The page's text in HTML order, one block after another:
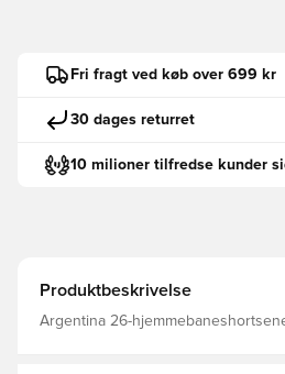
Fri fragt ved køb over 699 kr
30 dages returret
10 milioner tilfredse kunder
Produktbeskrivelse
Argentina 26-